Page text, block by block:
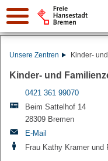
Suche:
Unsere Zentren Kinder-
Kinder- und
0421 361 99070
Beim Sattelhof 14
28309 Bremen
E-Mail
Frau Kathy Kramer und